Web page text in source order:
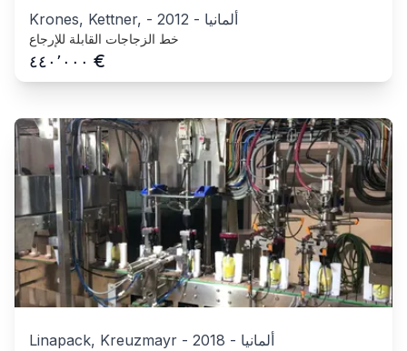
Krones, Kettner, - 2012 - ألمانيا
خط الزجاجات القابلة للإرجاع
٤٤٠٬٠٠٠ €
Linapack, Kreuzmayr - 2018 - ألمانيا